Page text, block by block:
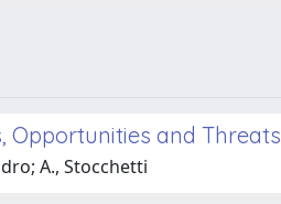
Opportunities and Threats
A., Stocchetti